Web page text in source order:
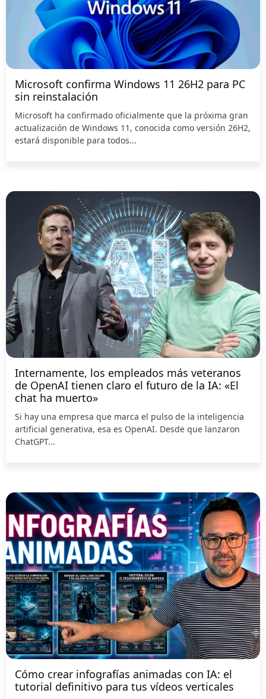
Microsoft confirma Windows 11 26H2 para PC
sin reinstalación
Microsoft ha confirmado oficialmente que la próxima gran
actualización de Windows 11, conocida como versión 26H2,
estará disponible para todos...
Internamente, los empleados más veteranos
de OpenAI tienen claro el futuro de la IA: «El
chat ha muerto»
Si hay una empresa que marca el pulso de la inteligencia
artificial generativa, esa es OpenAI. Desde que lanzaron
ChatGPT...
Cómo crear infografías animadas con IA: el
tutorial definitivo para tus vídeos verticales